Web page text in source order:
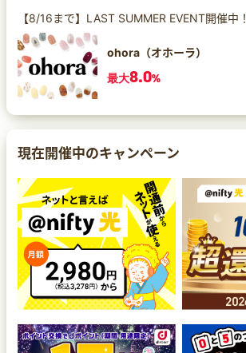
【8/16まで】LAST SUMMER EVENT開催中！
ohora（オホーラ）
最大8.0%
現在開催中のキャンペーン